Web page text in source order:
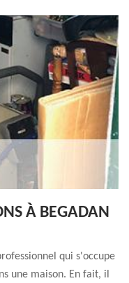
À BEGADAN
qui s'occupe
une maison. En fait, il